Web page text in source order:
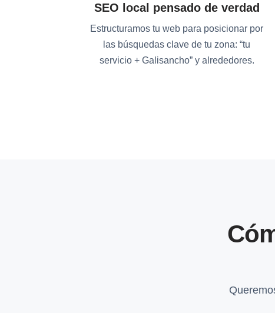
SEO local pensado de verdad
Estructuramos tu web para posicionar por
las búsquedas clave de tu zona: “tu
servicio + Galisancho” y alrededores.